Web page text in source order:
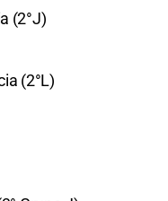
(2°J)
(2°L)